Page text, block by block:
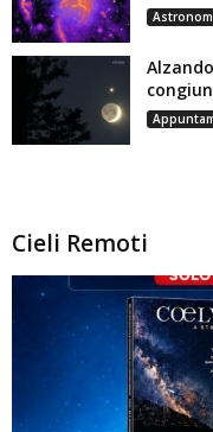
Cieli Remoti